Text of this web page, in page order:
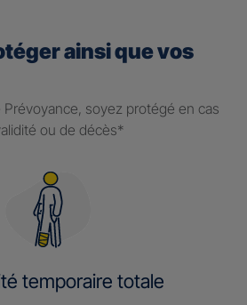
ainsi que vos
soyez protégé en cas
ou de décès*
temporaire totale